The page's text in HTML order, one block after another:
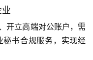
开立高端对公账户，需
书合规服务，实现经